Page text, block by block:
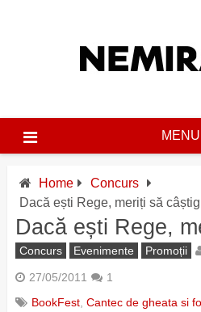
MENU
Home
Concurs
Dacă ești Rege, meriți să
Dacă ești Rege,
Concurs Evenimente Promoții
27/05/2011
1
BookFest, Cantec de gheata si